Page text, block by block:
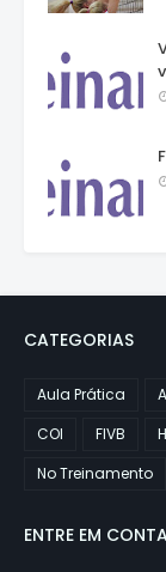
CATEGORIAS
Aula Prática
COI
FIVB
No Treinamento
ENTRE EM